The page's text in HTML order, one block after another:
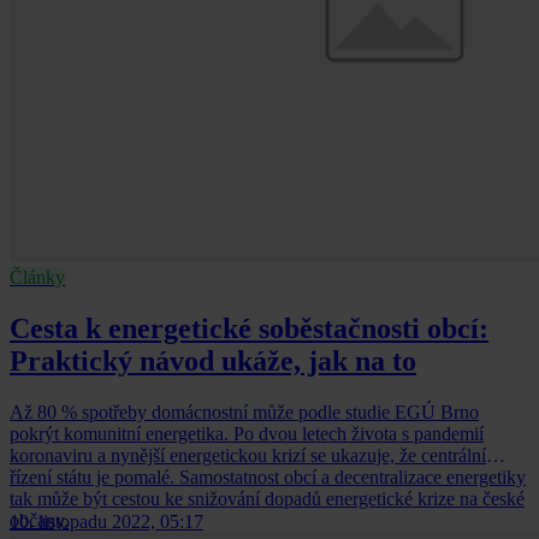
Články
Cesta k energetické soběstačnosti obcí:
Praktický návod ukáže, jak na to
Až 80 % spotřeby domácnostní může podle studie EGÚ Brno
pokrýt komunitní energetika. Po dvou letech života s pandemií
koronaviru a nynější energetickou krizí se ukazuje, že centrální
řízení státu je pomalé. Samostatnost obcí a decentralizace energetiky
tak může být cestou ke snižování dopadů energetické krize na české
občany.
10. listopadu 2022, 05:17